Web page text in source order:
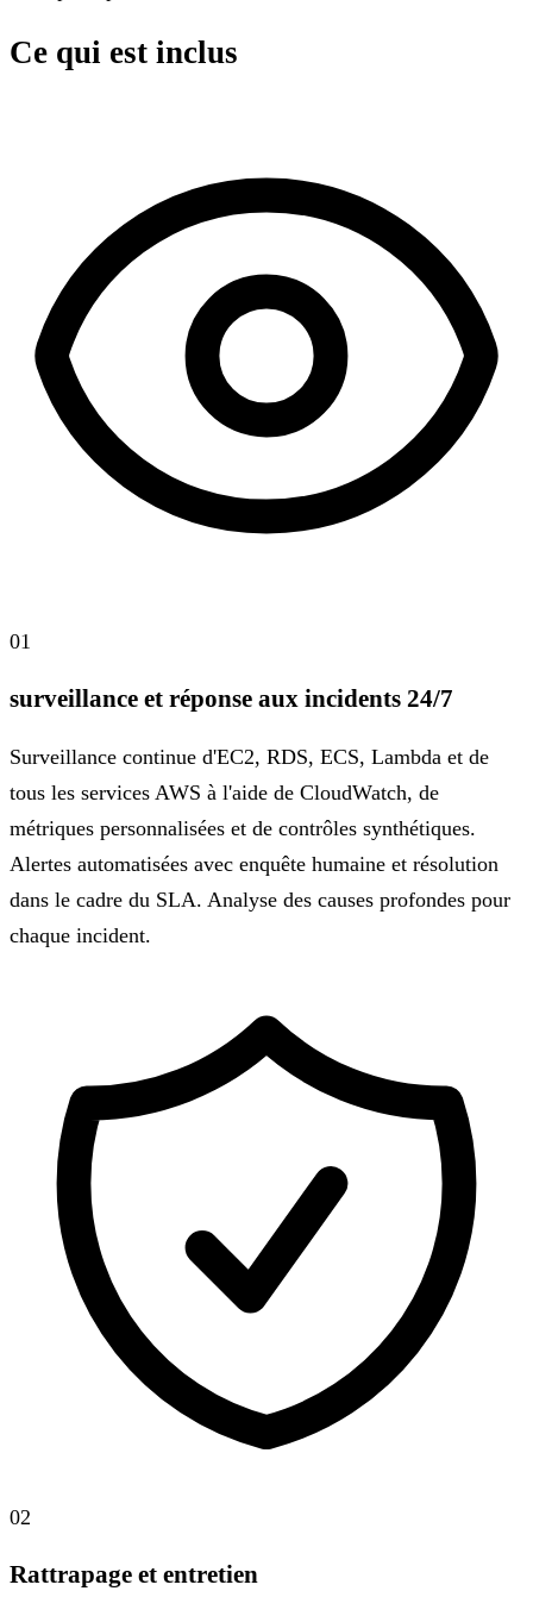
Ce qui est inclus
01
surveillance et réponse aux incidents 24/7
Surveillance continue d'EC2, RDS, ECS, Lambda et de
tous les services AWS à l'aide de CloudWatch, de
métriques personnalisées et de contrôles synthétiques.
Alertes automatisées avec enquête humaine et résolution
dans le cadre du SLA. Analyse des causes profondes pour
chaque incident.
02
Rattrapage et entretien